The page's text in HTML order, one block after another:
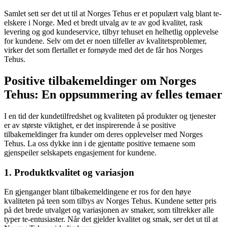
Samlet sett ser det ut til at Norges Tehus er et populært valg blant te-
elskere i Norge. Med et bredt utvalg av te av god kvalitet, rask
levering og god kundeservice, tilbyr tehuset en helhetlig opplevelse
for kundene. Selv om det er noen tilfeller av kvalitetsproblemer,
virker det som flertallet er fornøyde med det de får hos Norges
Tehus.
Positive tilbakemeldinger om Norges
Tehus: En oppsummering av felles temaer
I en tid der kundetilfredshet og kvaliteten på produkter og tjenester
er av største viktighet, er det inspirerende å se positive
tilbakemeldinger fra kunder om deres opplevelser med Norges
Tehus. La oss dykke inn i de gjentatte positive temaene som
gjenspeiler selskapets engasjement for kundene.
1. Produktkvalitet og variasjon
En gjenganger blant tilbakemeldingene er ros for den høye
kvaliteten på teen som tilbys av Norges Tehus. Kundene setter pris
på det brede utvalget og variasjonen av smaker, som tiltrekker alle
typer te-entusiaster. Når det gjelder kvalitet og smak, ser det ut til at